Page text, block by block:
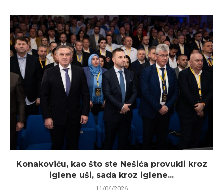
Konakoviću, kao što ste Nešića provukli kroz
iglene uši, sada kroz iglene...
11/06/2026